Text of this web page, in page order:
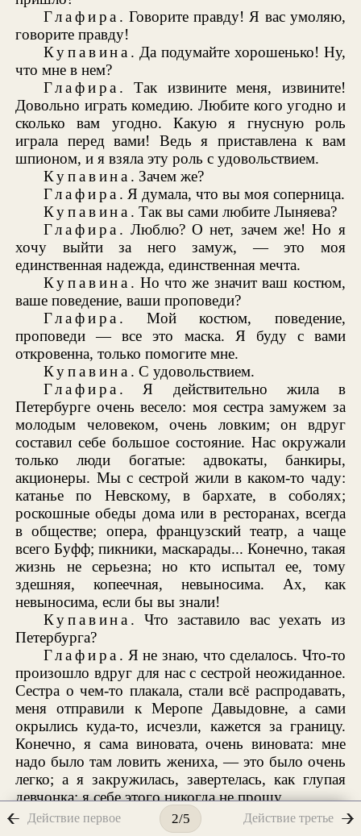
Глафира . Говорите правду! Я вас умоляю,
говорите правду!
Купавина . Да подумайте хорошенько! Ну,
что мне в нем?
Глафира . Так извините меня, извините!
Довольно играть комедию. Любите кого угодно и
сколько вам угодно. Какую я гнусную роль
играла перед вами! Ведь я приставлена к вам
шпионом, и я взяла эту роль с удовольствием.
Купавина . Зачем же?
Глафира . Я думала, что вы моя соперница.
Купавина . Так вы сами любите Лыняева?
Глафира . Люблю? О нет, зачем же! Но я
хочу выйти за него замуж, — это моя
единственная надежда, единственная мечта.
Купавина . Но что же значит ваш костюм,
ваше поведение, ваши проповеди?
Глафира . Мой костюм, поведение,
проповеди — все это маска. Я буду с вами
откровенна, только помогите мне.
Купавина . С удовольствием.
Глафира . Я действительно жила в
Петербурге очень весело: моя сестра замужем за
молодым человеком, очень ловким; он вдруг
составил себе большое состояние. Нас окружали
только люди богатые: адвокаты, банкиры,
акционеры. Мы с сестрой жили в каком-то чаду:
катанье по Невскому, в бархате, в соболях;
роскошные обеды дома или в ресторанах, всегда
в обществе; опера, французский театр, а чаще
всего Буфф; пикники, маскарады... Конечно, такая
жизнь не серьезна; но кто испытал ее, тому
здешняя, копеечная, невыносима. Ах, как
невыносима, если бы вы знали!
Купавина . Что заставило вас уехать из
Петербурга?
Глафира . Я не знаю, что сделалось. Что-то
произошло вдруг для нас с сестрой неожиданное.
Сестра о чем-то плакала, стали всё распродавать,
меня отправили к Меропе Давыдовне, а сами
окрылись куда-то, исчезли, кажется за границу.
Конечно, я сама виновата, очень виновата: мне
надо было там ловить жениха, — это было очень
легко; а я закружилась, завертелась, как глупая
девчонка; я себе этого никогда не прощу.
Купавина
. Зачем же вы ходите в черном!?
. А в чем же мне ходить? В
Действие первое 2/5 Действие третье